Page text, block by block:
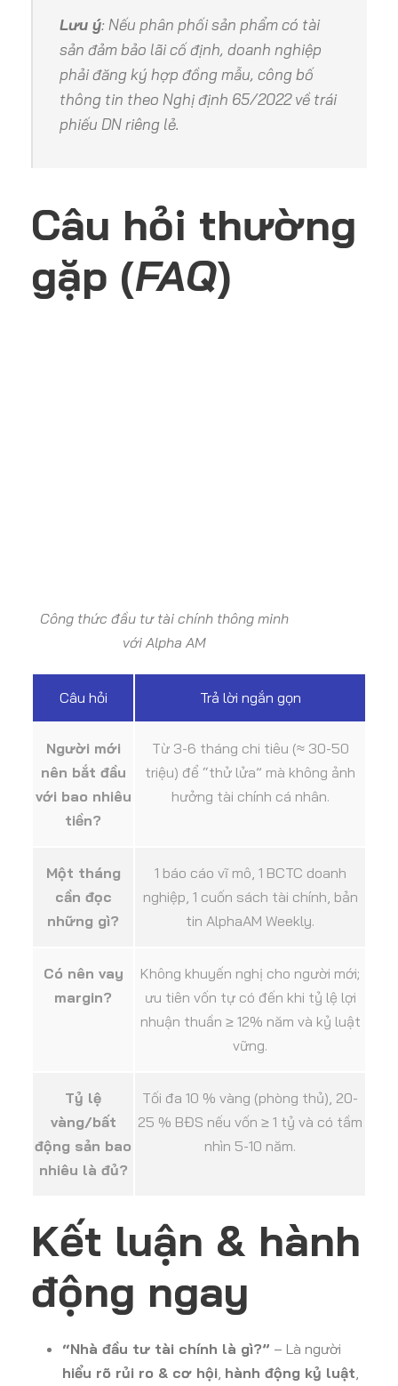
Lưu ý: Nếu phân phối sản phẩm có tài
sản đảm bảo lãi cố định, doanh nghiệp
phải đăng ký hợp đồng mẫu, công bố
thông tin theo Nghị định 65/2022 về trái
phiếu DN riêng lẻ.
Câu hỏi thường
gặp (FAQ)
Công thức đầu tư tài chính thông minh
với Alpha AM
Câu hỏi Trả lời ngắn gọn
Người mới
nên bắt đầu
với bao nhiêu
tiền?
Từ 3-6 tháng chi tiêu (≈ 30-50
triệu) để “thử lửa” mà không ảnh
hưởng tài chính cá nhân.
Một tháng
cần đọc
những gì?
1 báo cáo vĩ mô, 1 BCTC doanh
nghiệp, 1 cuốn sách tài chính, bản
tin AlphaAM Weekly.
Có nên vay
margin?
Không khuyến nghị cho người mới;
ưu tiên vốn tự có đến khi tỷ lệ lợi
nhuận thuần ≥ 12% năm và kỷ luật
vững.
Tỷ lệ
vàng/bất
động sản bao
nhiêu là đủ?
Tối đa 10 % vàng (phòng thủ), 20-
25 % BĐS nếu vốn ≥ 1 tỷ và có tầm
nhìn 5-10 năm.
Kết luận & hành
động ngay
“Nhà đầu tư tài chính là gì?” – Là người
hiểu rõ rủi ro & cơ hội hành động kỷ luật